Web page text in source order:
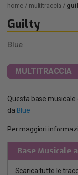
home multitraccia
Guilty
Blue
MULTITRACCIA
Questa base musicale
da Blue
Per maggiori
Base Musicale
Scarica tutte le